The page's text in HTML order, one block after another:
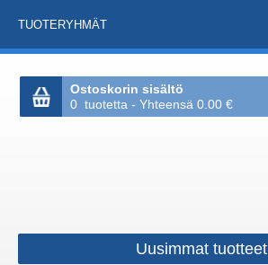
TUOTERYHMÄT
Ostoskorin sisältö
0 tuotetta - Yhteensä 0.00 €
Uusimmat tuotteet